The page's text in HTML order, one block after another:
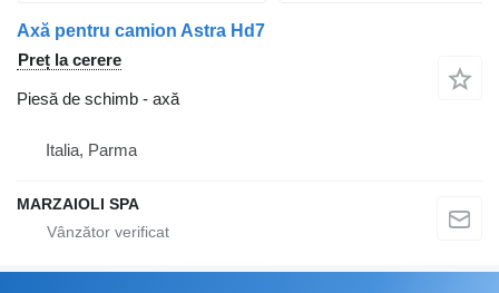
Axă pentru camion Astra Hd7
Preț la cerere
Piesă de schimb - axă
Italia, Parma
MARZAIOLI SPA